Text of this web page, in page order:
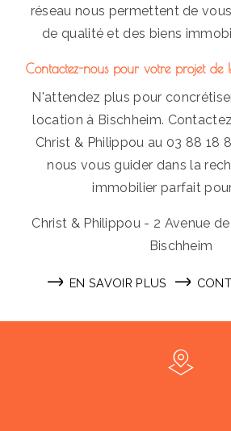
réseau nous permettent de
de qualité et des biens
Contactez-nous pour votre projet de
N'attendez plus pour
location à Bischheim.
Christ & Philippou au 03 88 18
nous vous guider dans la
immobilier parfait
Christ & Philippou - 2 Avenue
Bischheim
EN SAVOIR PLUS